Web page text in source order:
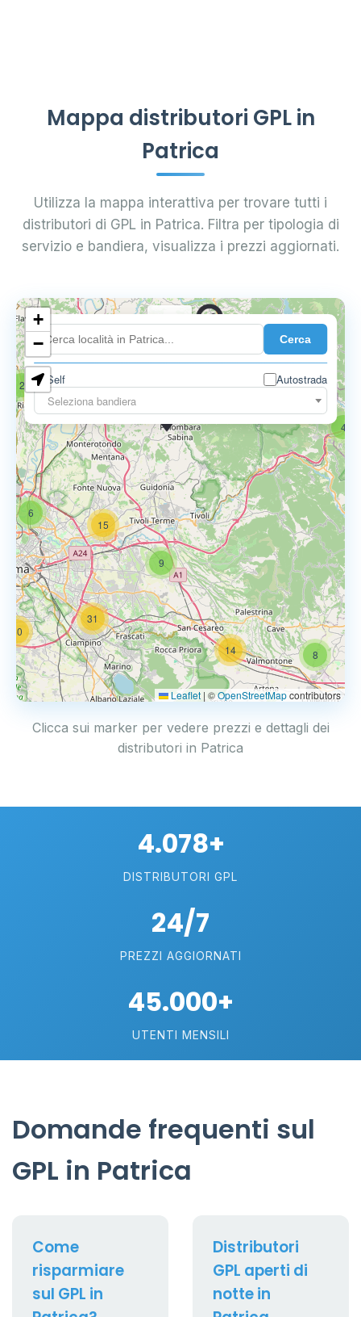
Mappa distributori GPL in
Patrica
Utilizza la mappa interattiva per trovare tutti i
distributori di GPL in Patrica. Filtra per tipologia di
servizio e bandiera, visualizza i prezzi aggiornati.
Cerca
Self
Autostrada
Seleziona bandiera
2
17
6
20
15
9
31
8
14
4
+
−
Leaflet | ©OpenStreetMapcontributors
Clicca sui marker per vedere prezzi e dettagli dei
distributori in Patrica
4.078+
DISTRIBUTORI GPL
24/7
PREZZI AGGIORNATI
45.000+
UTENTI MENSILI
Domande frequenti sul
GPL in Patrica
Come
risparmiare
sul GPL in
Distributori
GPL aperti di
notte in